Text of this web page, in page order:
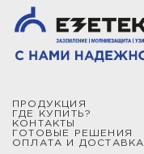
ПРОДУКЦИЯ
ГДЕ КУПИТЬ?
КОНТАКТЫ
ГОТОВЫЕ РЕШЕНИЯ
ОПЛАТА И ДОСТАВКА